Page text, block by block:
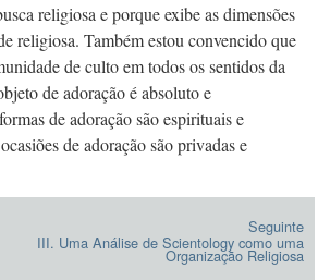
religiosa e porque exibe as dimensões
religiosa. Também estou convencido que
de culto em todos os sentidos da
de adoração é absoluto e
de adoração são espirituais e
de adoração são privadas e
Seguinte
III. Uma Análise de Scientology como uma
Organização Religiosa